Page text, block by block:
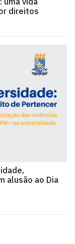
direitos
alusão ao Dia